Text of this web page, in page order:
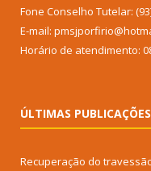
Fone Conselho Tutelar:
E-mail:
Horário de atendimento:
ÚLTIMAS PUBLICAÇÕES
Recuperação do